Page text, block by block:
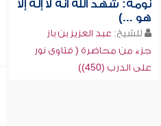
نومه: شهد الله أنه لا إله إلا
هو ...)
للشيخ: عبد العزيز بن باز
جزء من محاضرة ( فتاوى نور
على الدرب (450))